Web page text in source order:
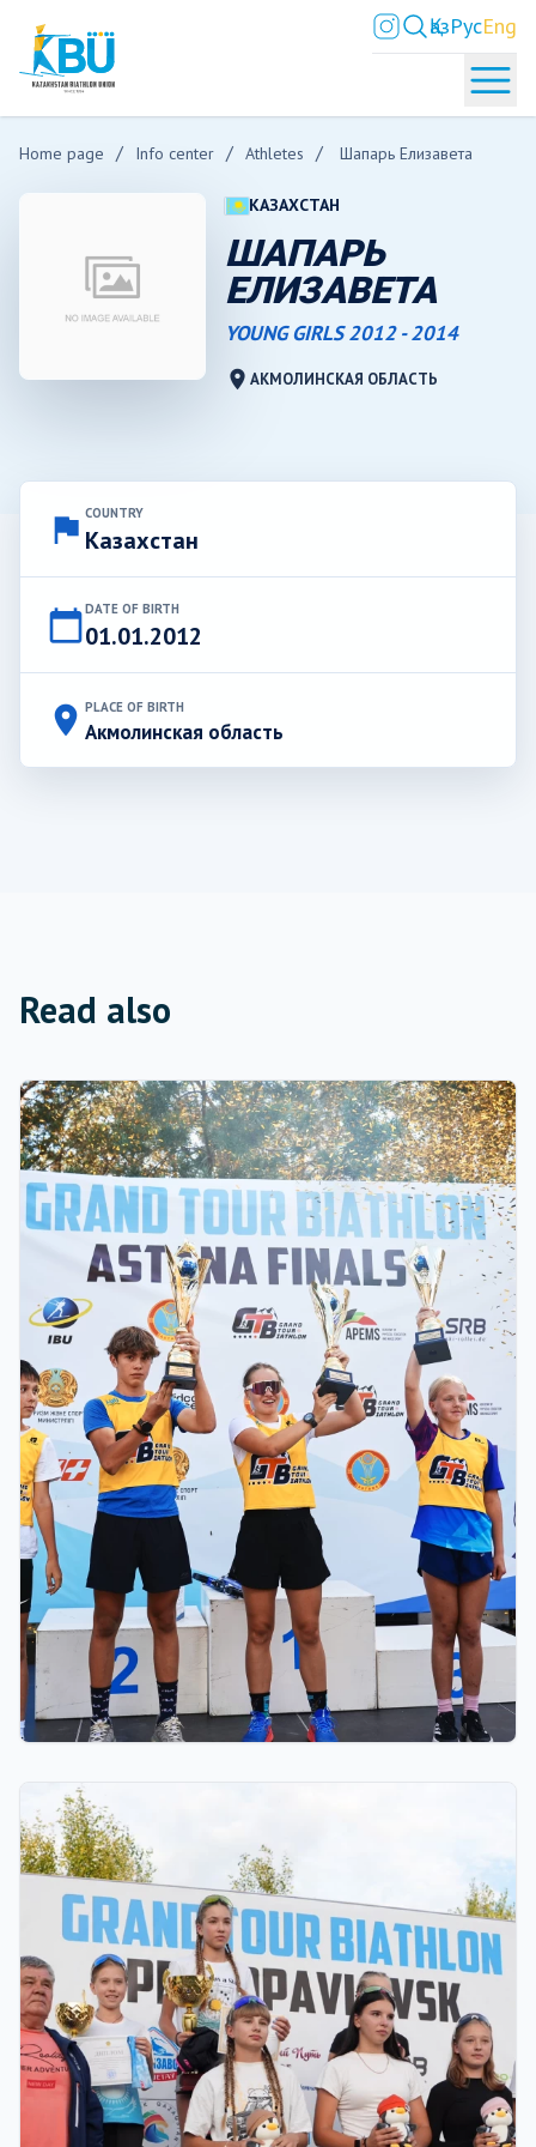
ҚазРусEng
Home page Info center Athletes Шапарь Елизавета
КАЗАХСТАН
ШАПАРЬ
ЕЛИЗАВЕТА
YOUNG GIRLS 2012 - 2014
location_on АКМОЛИНСКАЯ ОБЛАСТЬ
flag COUNTRY
Казахстан
calendar_todayDATE OF BIRTH
01.01.2012
place PLACE OF BIRTH
Акмолинская область
Read also
ФИНАЛ: АСТАНАДА GRAND TOUR BIATHLON
ҚОРЫТЫНДЫ КЕЗЕҢІ ӨТЕДІ